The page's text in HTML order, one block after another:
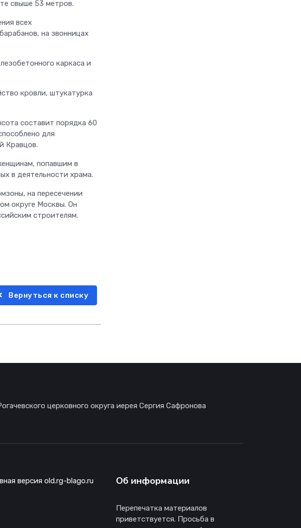
свыше 53 метров.
всех
на звонницах
каркаса и
кровли, штукатурка
составит порядка 60
для
Кравцов.
попавшим в
в деятельности храма.
на пересечении
округе Москвы. Он
строителям.
Вернуться к списку
церковного округа иерея Сергия Сафронова
версия old.rg-blago.ru Об информации
Перепечатка материалов
приветствуется. Просьба в